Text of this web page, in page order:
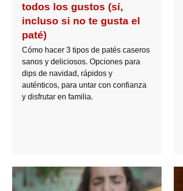
todos los gustos (sí,
incluso si no te gusta el
paté)
Cómo hacer 3 tipos de patés caseros
sanos y deliciosos. Opciones para
dips de navidad, rápidos y
auténticos, para untar con confianza
y disfrutar en familia.